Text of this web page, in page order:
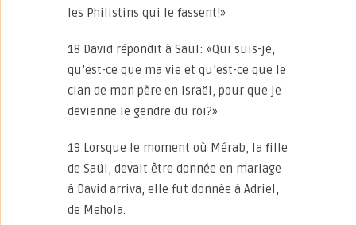
les Philistins qui le fassent!»
18 David répondit à Saül: «Qui suis-je,
qu’est-ce que ma vie et qu’est-ce que le
clan de mon père en Israël, pour que je
devienne le gendre du roi?»
19 Lorsque le moment où Mérab, la fille
de Saül, devait être donnée en mariage
à David arriva, elle fut donnée à Adriel,
de Mehola.